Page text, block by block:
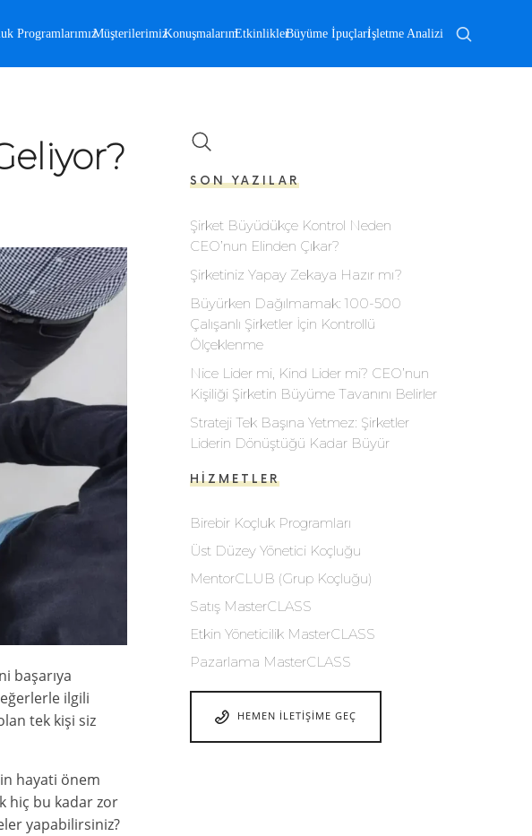
ProgramlarımızMüşterilerimizKonuşmalarımEtkinliklerBüyüme İpuçlarıİşletme Analizi
başarıya
ilgili
tek kişi siz
hayati önem
hiç bu kadar zor
yapabilirsiniz?
SON YAZILAR
Şirket Büyüdükçe Kontrol Neden
CEO’nun Elinden Çıkar?
Şirketiniz Yapay Zekaya Hazır mı?
Büyürken Dağılmamak: 100-500
Çalışanlı Şirketler İçin Kontrollü
Ölçeklenme
Nice Lider mi, Kind Lider mi? CEO’nun
Kişiliği Şirketin Büyüme Tavanını Belirler
Strateji Tek Başına Yetmez: Şirketler
Liderin Dönüştüğü Kadar Büyür
HIZMETLER
Birebir Koçluk Programları
Üst Düzey Yönetici Koçluğu
MentorCLUB (Grup Koçluğu)
Satış MasterCLASS
Etkin Yöneticilik MasterCLASS
Pazarlama MasterCLASS
HEMEN İLETIŞIME GEÇ